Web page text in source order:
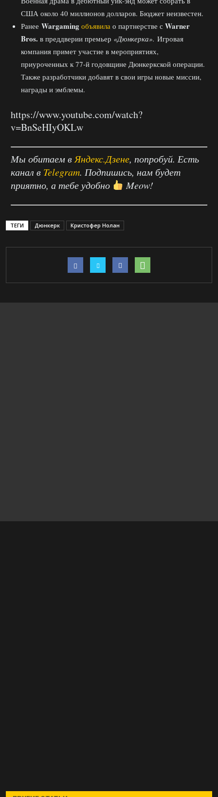
США около 40 миллионов долларов. Бюджет неизвестен.
Ранее Wargaming объявила о партнерстве с Warner
Bros. в преддверии премьер «Дюнкерка». Игровая
компания примет участие в мероприятиях,
приуроченных к 77-й годовщине Дюнкеркской операции.
Также разработчики добавят в свои игры новые миссии,
награды и эмблемы.
https://www.youtube.com/watch?
v=BnSeHIyOKLw
Мы обитаем в Яндекс.Дзене, попробуй. Есть
канал в Telegram. Подпишись, нам будет
приятно, а тебе удобно
Meow!
ТЕГИ Дюнкерк Кристофер Нолан